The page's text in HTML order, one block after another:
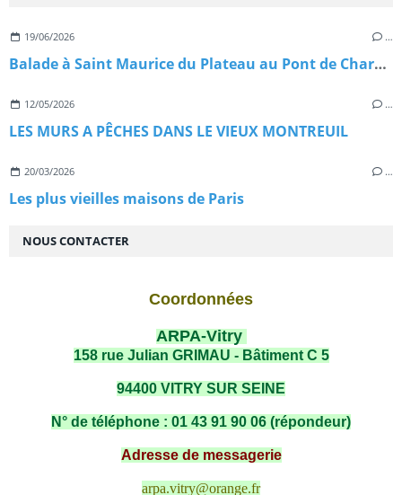
19/06/2026 …
Balade à Saint Maurice du Plateau au Pont de Charenton
12/05/2026 …
LES MURS A PÊCHES DANS LE VIEUX MONTREUIL
20/03/2026 …
Les plus vieilles maisons de Paris
NOUS CONTACTER
Coordonnées
ARPA-Vitry
158 rue Julian GRIMAU - Bâtiment C 5
94400 VITRY SUR SEINE
N° de téléphone : 01 43 91 90 06 (répondeur)
Adresse de messagerie
arpa.vitry@orange.fr